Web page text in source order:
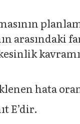
arasındaki
hata
E’dir.